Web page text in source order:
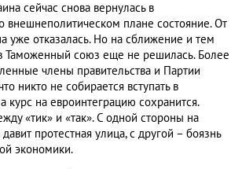
сейчас снова вернулась в
внешнеполитическом плане состояние. От
уже отказалась. Но на сближение и тем
Таможенный союз еще не решилась. Более
члены правительства и Партии
никто не собирается вступать в
курс на евроинтеграцию сохранится.
«тик» и «так». С одной стороны на
протестная улица, с другой – боязнь
экономики.